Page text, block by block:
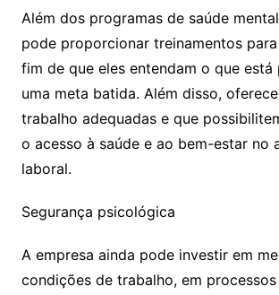
Além dos programas de saúde
pode proporcionar treinamentos
fim de que eles entendam o que
uma meta batida. Além disso,
trabalho adequadas e que
o acesso à saúde e ao bem-estar no
laboral.
Segurança psicológica
A empresa ainda pode investir em
condições de trabalho, em